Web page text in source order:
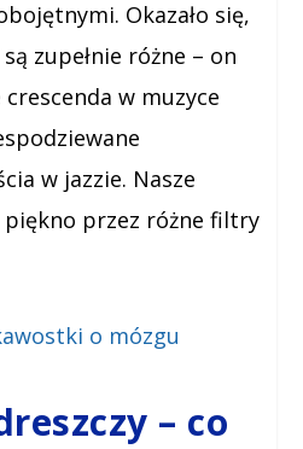
Okazało się,
są zupełnie różne – on
w muzyce
w jazzie. Nasze
przez różne filtry
o mózgu
– co